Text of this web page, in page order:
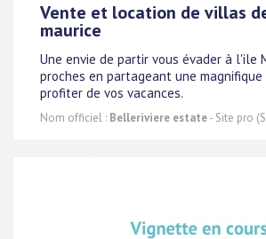
Vente et location de villas
maurice
Une envie de partir vous évader à l'ile
proches en partageant une magnifique
profiter de vos vacances.
Nom officiel : Belleriviere estate- Site pro